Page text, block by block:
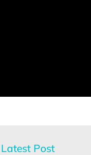
Latest Post